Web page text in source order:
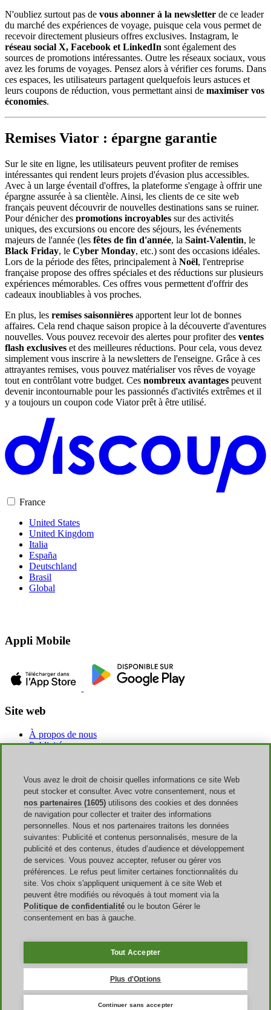
N'oubliez surtout pas de vous abonner à la newsletter de ce leader
du marché des expériences de voyage, puisque cela vous permet de
recevoir directement plusieurs offres exclusives. Instagram, le
réseau social X, Facebook et LinkedIn sont également des
sources de promotions intéressantes. Outre les réseaux sociaux, vous
avez les forums de voyages. Pensez alors à vérifier ces forums. Dans
ces espaces, les utilisateurs partagent quelquefois leurs astuces et
leurs coupons de réduction, vous permettant ainsi de maximiser vos
économies.
Remises Viator : épargne garantie
Sur le site en ligne, les utilisateurs peuvent profiter de remises
intéressantes qui rendent leurs projets d'évasion plus accessibles.
Avec à un large éventail d'offres, la plateforme s'engage à offrir une
épargne assurée à sa clientèle. Ainsi, les clients de ce site web
français peuvent découvrir de nouvelles destinations sans se ruiner.
Pour dénicher des promotions incroyables sur des activités
uniques, des excursions ou encore des séjours, les événements
majeurs de l'année (les fêtes de fin d'année, la Saint-Valentin, le
Black Friday, le Cyber Monday, etc.) sont des occasions idéales.
Lors de la période des fêtes, principalement à Noël, l'entreprise
française propose des offres spéciales et des réductions sur plusieurs
expériences mémorables. Ces offres vous permettent d'offrir des
cadeaux inoubliables à vos proches.
En plus, les remises saisonnières apportent leur lot de bonnes
affaires. Cela rend chaque saison propice à la découverte d'aventures
nouvelles. Vous pouvez recevoir des alertes pour profiter des ventes
flash exclusives et des meilleures réductions. Pour cela, vous devez
simplement vous inscrire à la newsletters de l'enseigne. Grâce à ces
attrayantes remises, vous pouvez matérialiser vos rêves de voyage
tout en contrôlant votre budget. Ces nombreux avantages peuvent
devenir incontournable pour les passionnés d'activités extrêmes et il
y a toujours un coupon code Viator prêt à être utilisé.
France
United States
United Kingdom
Italia
España
Deutschland
Brasil
Global
Appli Mobile
Site web
À propos de nous
Publicité
FAQ
CGU
Mentions légales
Transparence
Équipe Discoup
Nouvelles
Tous les magasins
Toutes les catégories
Guide des réductions
Événements
Rentrée Scolaire
French Days
Halloween
Discoup ® opéré par TIKATO ©2013-2026. Tous les droits sont
réservés. VAT 03836750244 |Politique de confidentialité
Discoup® est un portail de codes promotionnels pour la France.
Vous avez le droit de choisir quelles informations ce site Web
peut stocker et consulter. Avec votre consentement, nous et
nos partenaires (1605) utilisons des cookies et des données
de navigation pour collecter et traiter des informations
personnelles. Nous et nos partenaires traitons les données
suivantes: Publicité et contenus personnalisés, mesure de la
publicité et des contenus, études d’audience et développement
de services. Vous pouvez accepter, refuser ou gérer vos
préférences. Le refus peut limiter certaines fonctionnalités du
site. Vos choix s'appliquent uniquement à ce site Web et
peuvent être modifiés ou révoqués à tout moment via la
Politique de confidentialité ou le bouton Gérer le
consentement en bas à gauche.
Tout Accepter
Plus d'Options
Continuer sans accepter